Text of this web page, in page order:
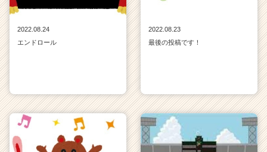
2022.08.24
エンドロール
2022.08.23
最後の投稿です！